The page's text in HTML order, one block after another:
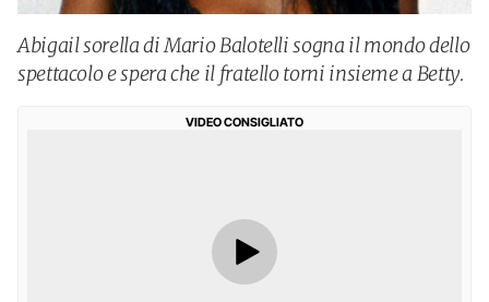
Abigail sorella di Mario Balotelli sogna il mondo dello
spettacolo e spera che il fratello torni insieme a Betty.
VIDEO CONSIGLIATO